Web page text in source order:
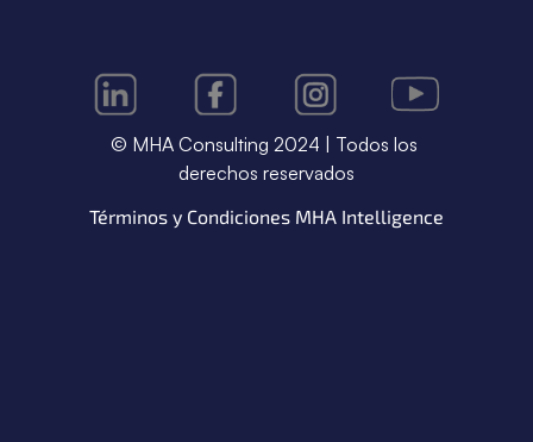
© MHA Consulting 2024 | Todos los
derechos reservados
Términos y Condiciones MHA Intelligence